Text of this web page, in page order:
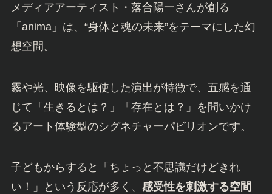
メディアアーティスト・落合陽一さんが創る
「anima」は、“身体と魂の未来”をテーマにした幻
想空間。
霧や光、映像を駆使した演出が特徴で、五感を通
じて「生きるとは？」「存在とは？」を問いかけ
るアート体験型のシグネチャーパビリオンです。
子どもからすると「ちょっと不思議だけどきれ
い！」という反応が多く、 感受性を刺激する空間